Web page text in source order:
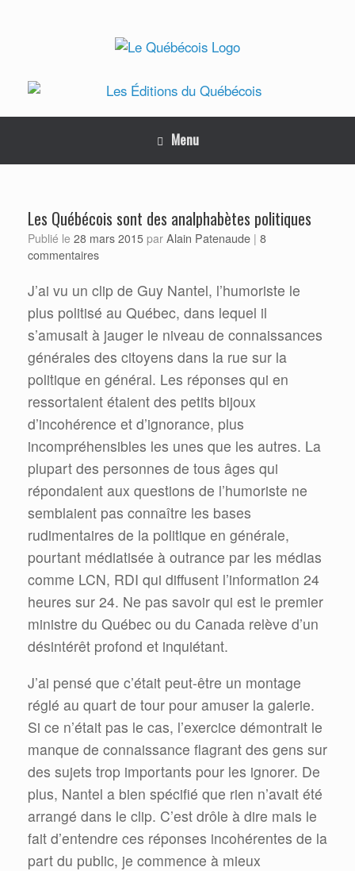
Menu
Les Québécois sont des analphabètes politiques
Publié le 28 mars 2015 par Alain Patenaude | 8
commentaires
J’ai vu un clip de Guy Nantel, l’humoriste le
plus politisé au Québec, dans lequel il
s’amusait à jauger le niveau de connaissances
générales des citoyens dans la rue sur la
politique en général. Les réponses qui en
ressortaient étaient des petits bijoux
d’incohérence et d’ignorance, plus
incompréhensibles les unes que les autres. La
plupart des personnes de tous âges qui
répondaient aux questions de l’humoriste ne
semblaient pas connaître les bases
rudimentaires de la politique en générale,
pourtant médiatisée à outrance par les médias
comme LCN, RDI qui diffusent l’information 24
heures sur 24. Ne pas savoir qui est le premier
ministre du Québec ou du Canada relève d’un
désintérêt profond et inquiétant.
J’ai pensé que c’était peut-être un montage
réglé au quart de tour pour amuser la galerie.
Si ce n’était pas le cas, l’exercice démontrait le
manque de connaissance flagrant des gens sur
des sujets trop importants pour les ignorer. De
plus, Nantel a bien spécifié que rien n’avait été
arrangé dans le clip. C’est drôle à dire mais le
fait d’entendre ces réponses incohérentes de la
part du public, je commence à mieux